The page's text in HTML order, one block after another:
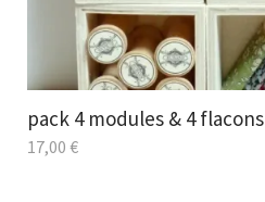
pack 4 modules & 4 flacons
17,00 €